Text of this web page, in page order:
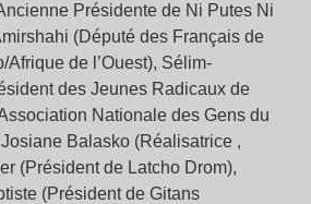
Présidente de Ni Putes Ni
(Député des Français de
Afrique de l’Ouest), Sélim-
des Jeunes Radicaux de
Nationale des Gens du
Balasko (Réalisatrice ,
(Président de Latcho Drom),
(Président de Gitans